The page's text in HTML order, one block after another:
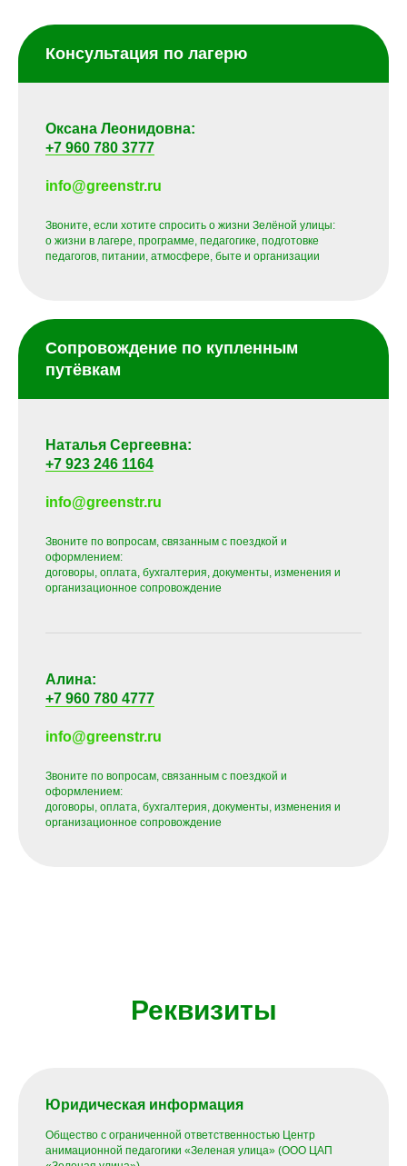
Консультация по лагерю
Оксана Леонидовна:
+7 960 780 3777
info@greenstr.ru
Звоните, если хотите спросить о жизни Зелёной улицы:
о жизни в лагере, программе, педагогике, подготовке
педагогов, питании, атмосфере, быте и организации
Сопровождение по купленным
путёвкам
Наталья Сергеевна:
+7 923 246 1164
info@greenstr.ru
Звоните по вопросам, связанным с поездкой и
оформлением:
договоры, оплата, бухгалтерия, документы, изменения и
организационное сопровождение
Алина:
+7 960 780 4777
info@greenstr.ru
Звоните по вопросам, связанным с поездкой и
оформлением:
договоры, оплата, бухгалтерия, документы, изменения и
организационное сопровождение
Реквизиты
Юридическая информация
Общество с ограниченной ответственностью Центр
анимационной педагогики «Зеленая улица» (ООО ЦАП